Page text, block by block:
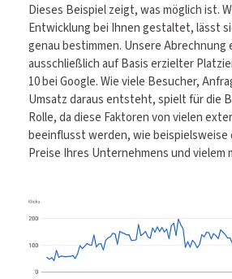
Dieses Beispiel zeigt, was möglich ist.
Entwicklung bei Ihnen gestaltet, lässt
genau bestimmen. Unsere Abrechnung
ausschließlich auf Basis erzielter
10 bei Google. Wie viele Besucher,
Umsatz daraus entsteht, spielt für die
Rolle, da diese Faktoren von vielen
beeinflusst werden, wie beispielsweise
Preise Ihres Unternehmens und vielem